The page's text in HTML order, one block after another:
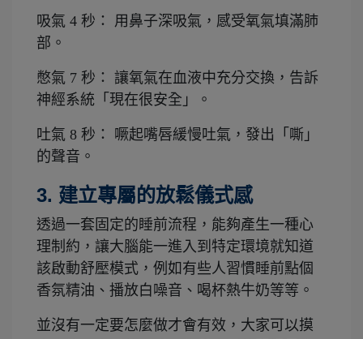
吸氣 4 秒： 用鼻子深吸氣，感受氧氣填滿肺
部。
憋氣 7 秒： 讓氧氣在血液中充分交換，告訴
神經系統「現在很安全」。
吐氣 8 秒： 噘起嘴唇緩慢吐氣，發出「嘶」
的聲音。
3. 建立專屬的放鬆儀式感
透過一套固定的睡前流程，能夠產生一種心
理制約，讓大腦能一進入到特定環境就知道
該啟動舒壓模式，例如有些人習慣睡前點個
香氛精油、播放白噪音、喝杯熱牛奶等等。
並沒有一定要怎麼做才會有效，大家可以摸